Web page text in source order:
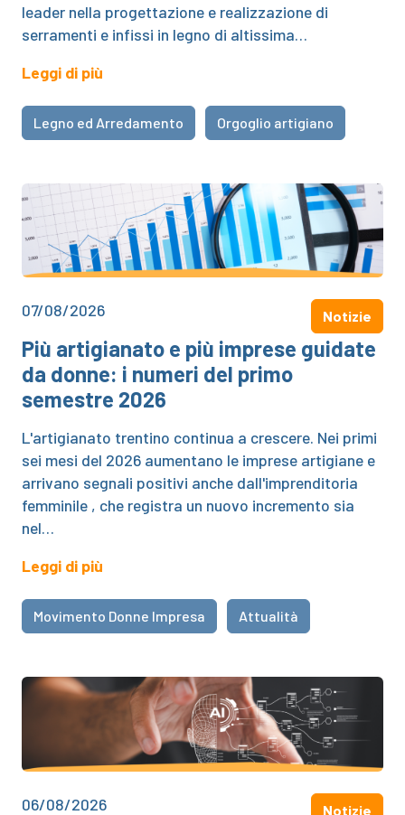
leader nella progettazione e realizzazione di
serramenti e infissi in legno di altissima…
Leggi di più
Legno ed Arredamento Orgoglio artigiano
07/08/2026 Notizie
Più artigianato e più imprese guidate
da donne: i numeri del primo
semestre 2026
L'artigianato trentino continua a crescere. Nei primi
sei mesi del 2026 aumentano le imprese artigiane e
arrivano segnali positivi anche dall'imprenditoria
femminile , che registra un nuovo incremento sia
nel…
Leggi di più
Movimento Donne Impresa Attualità
06/08/2026 Notizie